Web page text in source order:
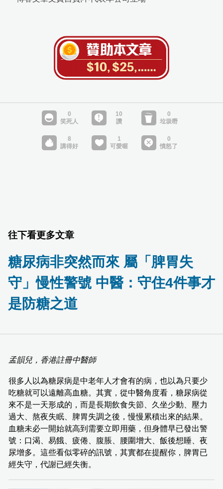
往下看更多文章
糖尿病非突然而來 屬「脾胃失
守」慢性警號 中醫：守住4件事才
是防糖之道
孟韻兒，香港註冊中醫師
很多人以為糖尿病是中老年人才會有的病，也以為只要少
吃糖就可以遠離高血糖。其實，從中醫角度看，糖尿病從
來不是一天形成的，而是長期飲食失節、久坐少動、壓力
過大、熬夜失眠、脾胃失調之後，慢慢累積出來的結果。
血糖未必一開始就高到需要立即用藥，但身體早已發出警
號：口渴、易餓、疲倦、腹脹、腰圍增大、飯後想睡、夜
尿增多。這些看似零碎的訊號，其實都在提醒你，脾胃已
經失守，代謝已經失衡。